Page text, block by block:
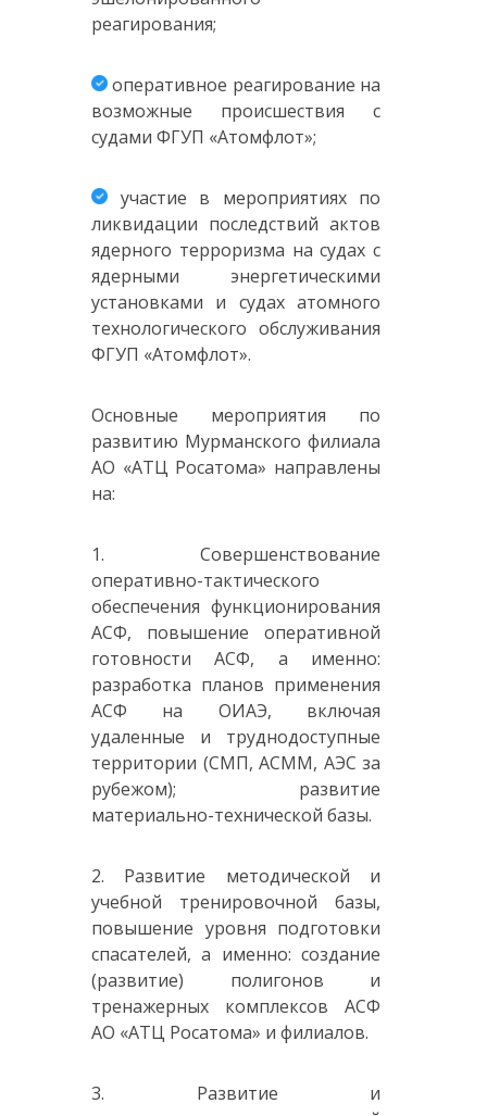
реагирования;
оперативное реагирование на
возможные происшествия с
судами ФГУП «Атомфлот»;
участие в мероприятиях по
ликвидации последствий актов
ядерного терроризма на судах с
ядерными энергетическими
установками и судах атомного
технологического обслуживания
ФГУП «Атомфлот».
Основные мероприятия по
развитию Мурманского филиала
АО «АТЦ Росатома» направлены
на:
1. Совершенствование
оперативно-тактического
обеспечения функционирования
АСФ, повышение оперативной
готовности АСФ, а именно:
разработка планов применения
АСФ на ОИАЭ, включая
удаленные и труднодоступные
территории (СМП, АСММ, АЭС за
рубежом); развитие
материально-технической базы.
2. Развитие методической и
учебной тренировочной базы,
повышение уровня подготовки
спасателей, а именно: создание
(развитие) полигонов и
тренажерных комплексов АСФ
АО «АТЦ Росатома» и филиалов.
3. Развитие и